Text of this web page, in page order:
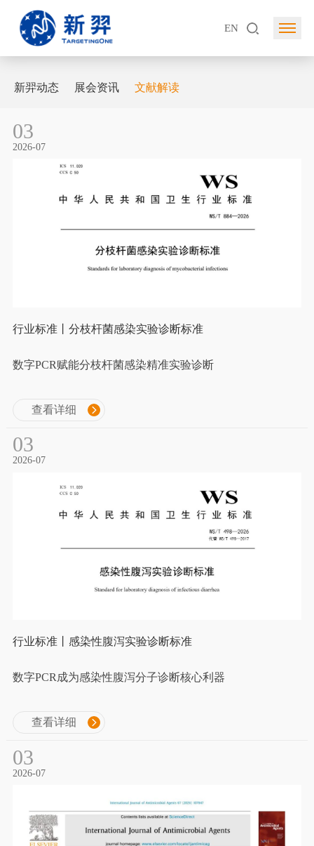
EN
新羿动态 展会资讯 文献解读
03
2026-07
行业标准丨分枝杆菌感染实验诊断标准
数字PCR赋能分枝杆菌感染精准实验诊断
查看详细
03
2026-07
行业标准丨感染性腹泻实验诊断标准
数字PCR成为感染性腹泻分子诊断核心利器
查看详细
03
2026-07